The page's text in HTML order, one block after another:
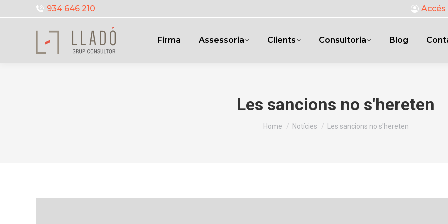
934 646 210
Firma Assessoria Clients Consultoria Blog
Les sancions no s'hereten
You are here:
Home Notícies Les sancions no s'hereten